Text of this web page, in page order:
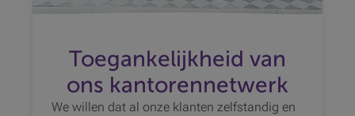
Toegankelijkheid van
ons kantorennetwerk
We willen dat al onze klanten zelfstandig en